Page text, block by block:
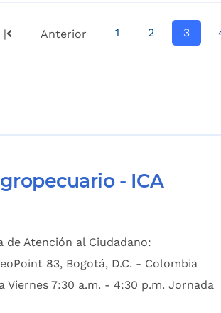
| Anterior 1 2 3
- ICA
Atención al Ciudadano:
83, Bogotá, D.C. - Colombia
7:30 a.m. - 4:30 p.m. Jornada